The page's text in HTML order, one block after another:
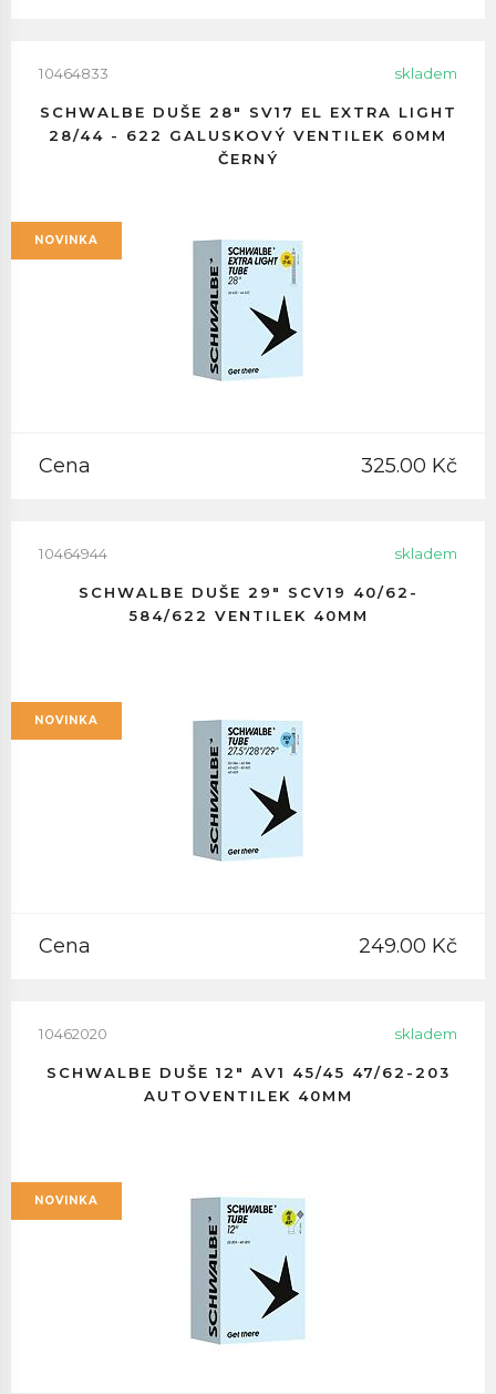
10464833 skladem
SCHWALBE DUŠE 28" SV17 EL EXTRA LIGHT
28/44 - 622 GALUSKOVÝ VENTILEK 60MM
ČERNÝ
NOVINKA
Cena 325.00 Kč
10464944 skladem
SCHWALBE DUŠE 29" SCV19 40/62-
584/622 VENTILEK 40MM
NOVINKA
Cena 249.00 Kč
10462020 skladem
SCHWALBE DUŠE 12" AV1 45/45 47/62-203
AUTOVENTILEK 40MM
NOVINKA